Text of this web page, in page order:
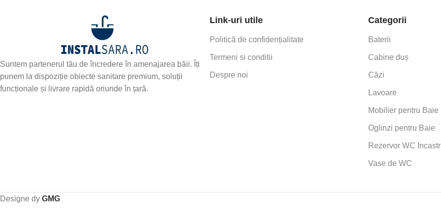
Suntem partenerul tău de încredere în amenajarea băii. Îți
punem la dispoziție obiecte sanitare premium, soluții
funcționale și livrare rapidă oriunde în țară.
Link-uri utile
Politică de confidențialitate
Termeni si conditii
Despre noi
Categorii
Baterii
Cabine duș
Căzi
Lavoare
Mobilier pentru Baie
Oglinzi pentru Baie
Rezervor WC
Vase de WC
Designe dy GMG